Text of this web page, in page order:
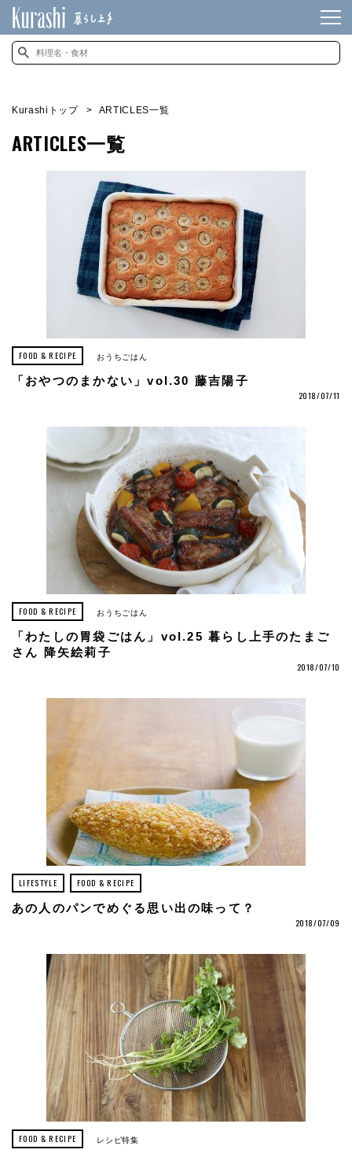
Kurashiトップ ARTICLES一覧
ARTICLES一覧
FOOD & RECIPE おうちごはん
「おやつのまかない」vol.30 藤吉陽子
2018/07/11
FOOD & RECIPE おうちごはん
「わたしの胃袋ごはん」vol.25 暮らし上手のたまご
さん 降矢絵莉子
2018/07/10
LIFESTYLE FOOD & RECIPE
あの人のパンでめぐる思い出の味って？
2018/07/09
FOOD & RECIPE レシピ特集